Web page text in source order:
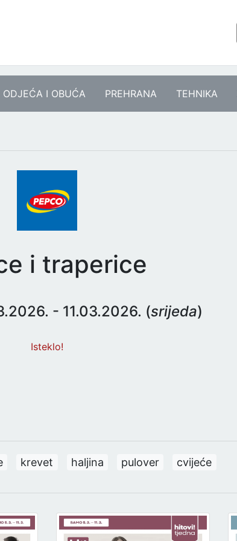
ODJEĆA I OBUĆA PREHRANA TEHNIKA
i traperice
- 11.03.2026. (srijeda)
Isteklo!
krevet haljina pulover cvijeće